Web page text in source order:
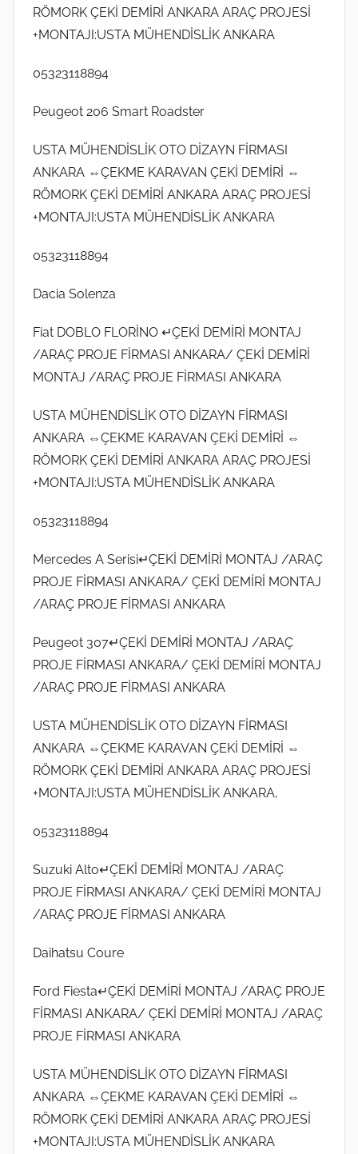
RÖMORK ÇEKİ DEMİRİ ANKARA ARAÇ PROJESİ
+MONTAJI:USTA MÜHENDİSLİK ANKARA
05323118894
Peugeot 206 Smart Roadster
USTA MÜHENDİSLİK OTO DİZAYN FİRMASI
ANKARA ⇔ÇEKME KARAVAN ÇEKİ DEMİRİ ⇔
RÖMORK ÇEKİ DEMİRİ ANKARA ARAÇ PROJESİ
+MONTAJI:USTA MÜHENDİSLİK ANKARA
05323118894
Dacia Solenza
Fiat DOBLO FLORİNO ↵ÇEKİ DEMİRİ MONTAJ
/ARAÇ PROJE FİRMASI ANKARA/ ÇEKİ DEMİRİ
MONTAJ /ARAÇ PROJE FİRMASI ANKARA
USTA MÜHENDİSLİK OTO DİZAYN FİRMASI
ANKARA ⇔ÇEKME KARAVAN ÇEKİ DEMİRİ ⇔
RÖMORK ÇEKİ DEMİRİ ANKARA ARAÇ PROJESİ
+MONTAJI:USTA MÜHENDİSLİK ANKARA
05323118894
Mercedes A Serisi↵ÇEKİ DEMİRİ MONTAJ /ARAÇ
PROJE FİRMASI ANKARA/ ÇEKİ DEMİRİ MONTAJ
/ARAÇ PROJE FİRMASI ANKARA
Peugeot 307↵ÇEKİ DEMİRİ MONTAJ /ARAÇ
PROJE FİRMASI ANKARA/ ÇEKİ DEMİRİ MONTAJ
/ARAÇ PROJE FİRMASI ANKARA
USTA MÜHENDİSLİK OTO DİZAYN FİRMASI
ANKARA ⇔ÇEKME KARAVAN ÇEKİ DEMİRİ ⇔
RÖMORK ÇEKİ DEMİRİ ANKARA ARAÇ PROJESİ
+MONTAJI:USTA MÜHENDİSLİK ANKARA,
05323118894
Suzuki Alto↵ÇEKİ DEMİRİ MONTAJ /ARAÇ
PROJE FİRMASI ANKARA/ ÇEKİ DEMİRİ MONTAJ
/ARAÇ PROJE FİRMASI ANKARA
Daihatsu Coure
Ford Fiesta↵ÇEKİ DEMİRİ MONTAJ /ARAÇ PROJE
FİRMASI ANKARA/ ÇEKİ DEMİRİ MONTAJ /ARAÇ
PROJE FİRMASI ANKARA
USTA MÜHENDİSLİK OTO DİZAYN FİRMASI
ANKARA ⇔ÇEKME KARAVAN ÇEKİ DEMİRİ ⇔
RÖMORK ÇEKİ DEMİRİ ANKARA ARAÇ PROJESİ
+MONTAJI:USTA MÜHENDİSLİK ANKARA